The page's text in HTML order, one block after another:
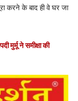
करने के बाद ही वे घर जा
मुर्मू ने समीक्षा की